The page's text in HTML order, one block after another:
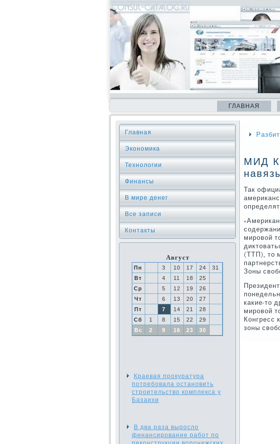
ГЛАВНАЯ
Главная
Экономика
Технологии
Финансы
В мире денег
Все записи
Контакты
Август
Пн 3 10 17 24
31
Вт
4 11 18
25
Ср
5 12 19
26
Чт
6 13 20
27
Пт
7 14 21
28
Сб
1 8 15 22
29
Вс
2 9 16 23 30
Краевая прокуратура
потребовала остановить
строительство комплекса у
Базаихи
В два раза выросло
финансирование работ по
МИД
Так
мировой
(ТТП), то
Зоны
какие-то
мировой
Конгресс
зоны